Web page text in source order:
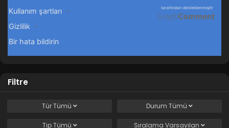
Filtre
TürTümü Durum Tümü
TipTümü Sıralama Varsayılan